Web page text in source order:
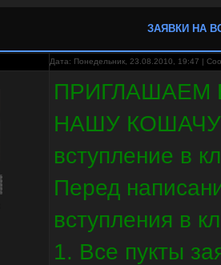
ЗАЯВКИ НА
Дата: Понедельник, 23.08.2010, 19:47 |
ПРИГЛАШАЕМ
НАШУ
вступление в
Перед
вступления в
1. Все пукты